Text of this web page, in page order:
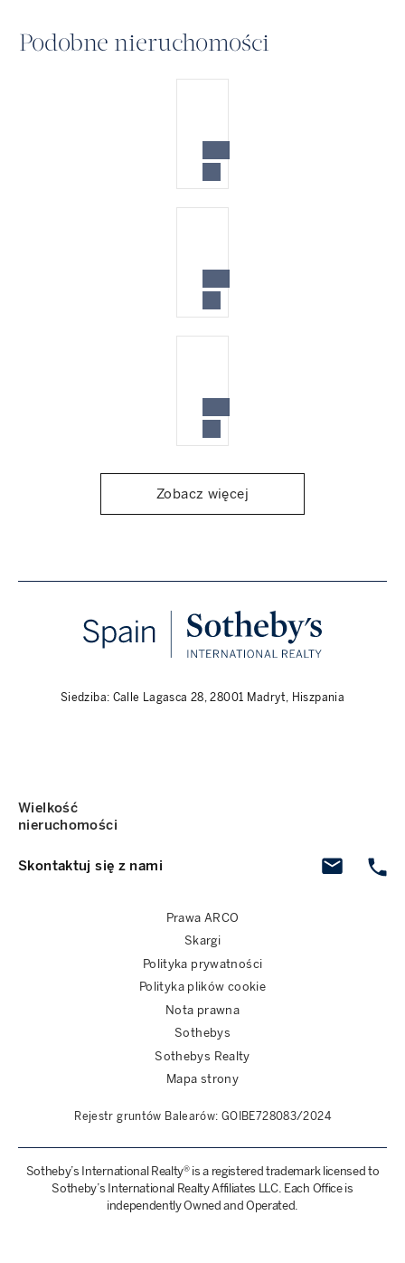
Podobne nieruchomości
Zobacz więcej
Siedziba: Calle Lagasca 28, 28001 Madryt, Hiszpania
Skontaktuj się z nami
Wielkość
nieruchomości
Prawa ARCO
Skargi
Polityka prywatności
Polityka plików cookie
Nota prawna
Sothebys
Sothebys Realty
Mapa strony
Rejestr gruntów Balearów: GOIBE728083/2024
Sotheby’s International Realty® is a registered trademark licensed to
Sotheby’s International Realty Affiliates LLC. Each Office is
independently Owned and Operated.